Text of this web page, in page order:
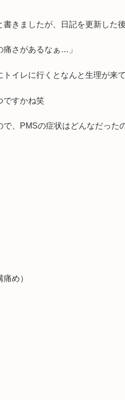
きましたが、日記を更新した後
痛さがあるなぁ…」
イレに行くとなんと生理が来
ですかね笑
、PMSの症状はどんなだった
め）